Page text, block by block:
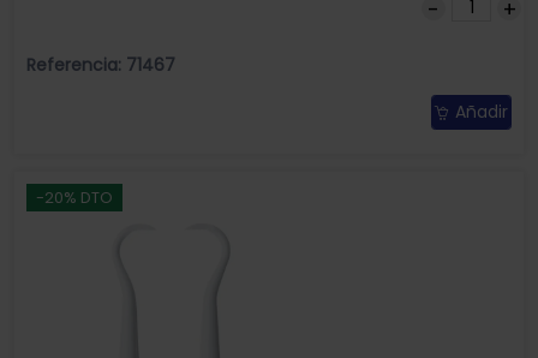
Referencia: 71467
Añadir
-20% DTO